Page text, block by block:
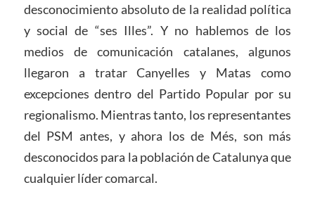
desconocimiento absoluto de la realidad política
y social de “ses Illes”. Y no hablemos de los
medios de comunicación catalanes, algunos
llegaron a tratar Canyelles y Matas como
excepciones dentro del Partido Popular por su
regionalismo. Mientras tanto, los representantes
del PSM antes, y ahora los de Més, son más
desconocidos para la población de Catalunya que
cualquier líder comarcal.